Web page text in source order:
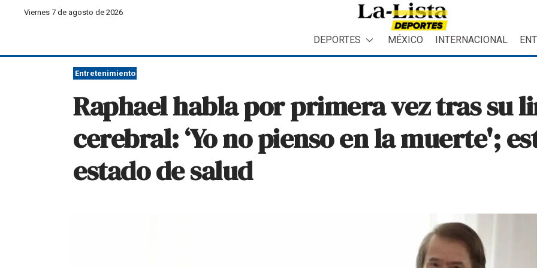
Viernes 7 de agosto de 2026
DEPORTES MÉXICO INTERNACIONAL
Entretenimiento
Raphael habla por primera vez tras su
cerebral: ‘Yo no pienso en la muerte';
estado de salud